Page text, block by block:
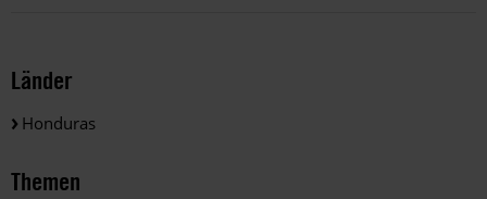
Länder
Honduras
Themen